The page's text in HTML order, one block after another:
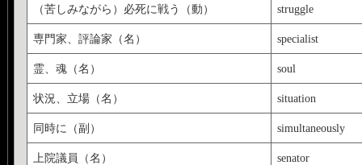
（苦しみながら）必死に戦う（動） struggle
専門家、評論家（名） specialist
霊、魂（名） soul
状況、立場（名） situation
同時に（副） simultaneously
上院議員（名） senator